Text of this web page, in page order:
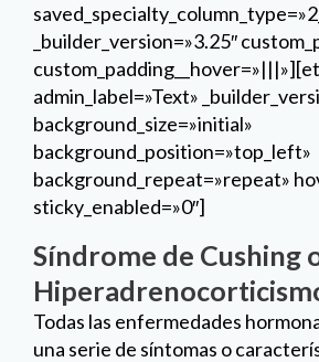
_builder_version=»3.25″
admin_label=»Text»
background_size=»initial»
background_position=»top_left»
background_repeat=»repeat»
sticky_enabled=»0″]
Síndrome de Cushing
Todas las enfermedades
una serie de síntomas o